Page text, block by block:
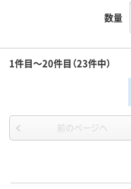
数量
1件目～20件目（23件中）
前のページへ